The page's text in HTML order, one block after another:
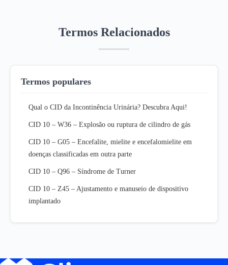
Termos Relacionados
Termos populares
Qual o CID da Incontinência Urinária? Descubra Aqui!
CID 10 – W36 – Explosão ou ruptura de cilindro de gás
CID 10 – G05 – Encefalite, mielite e encefalomielite em
doenças classificadas em outra parte
CID 10 – Q96 – Síndrome de Turner
CID 10 – Z45 – Ajustamento e manuseio de dispositivo
implantado